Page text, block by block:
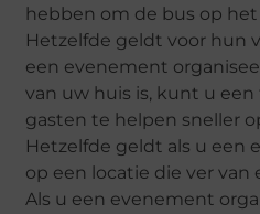
hebben om de bus op
Hetzelfde geldt voor hun
een evenement
van uw huis is, kunt u
gasten te helpen sneller
Hetzelfde geldt als u een
op een locatie die ver
Als u een evenement